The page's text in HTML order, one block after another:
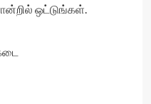
ஒட்டுங்கள்.